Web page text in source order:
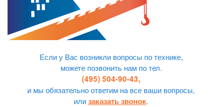
Если у Вас возникли вопросы по технике,
можете позвонить нам по тел.
(495) 504-90-43,
и мы обязательно ответим на все ваши вопросы,
илизаказать звонок.